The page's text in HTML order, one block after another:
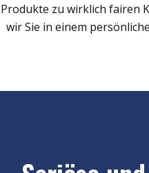
Produkte zu wirklich fairen
wir Sie in einem